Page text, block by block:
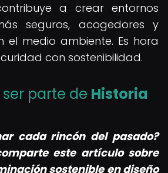
a crear entornos
seguros, acogedores y
el medio ambiente. Es hora
con sostenibilidad.
ser parte de Historia
cada rincón del pasado?
este artículo sobre
sostenible en diseño